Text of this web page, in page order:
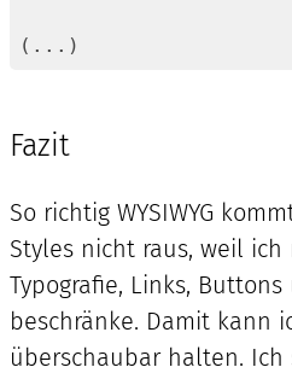
(...)
( scss )
Fazit
So richtig WYSIWYG
Styles nicht raus, weil
Typografie, Links,
beschränke. Damit kann
überschaubar halten.